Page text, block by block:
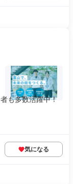
も多数活躍中！
気になる